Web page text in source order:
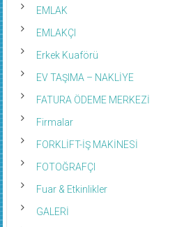
EMLAK
EMLAKÇI
Erkek Kuaförü
EV TAŞIMA – NAKLİYE
FATURA ÖDEME MERKEZİ
Firmalar
FORKLİFT-İŞ MAKİNESİ
FOTOĞRAFÇI
Fuar & Etkinlikler
GALERİ